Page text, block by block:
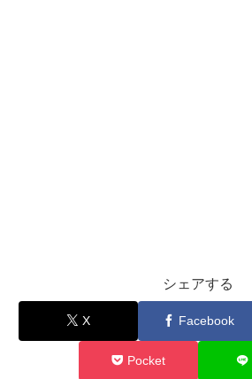
シェアする
X Facebook
Pocket